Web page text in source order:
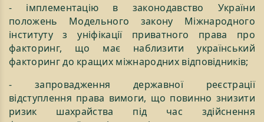
- імплементацію в законодавство України
положень Модельного закону Міжнародного
інституту з уніфікації приватного права про
факторинг, що має наблизити український
факторинг до кращих міжнародних відповідників;
- запровадження державної реєстрації
відступлення права вимоги, що повинно знизити
ризик шахрайства під час здійснення